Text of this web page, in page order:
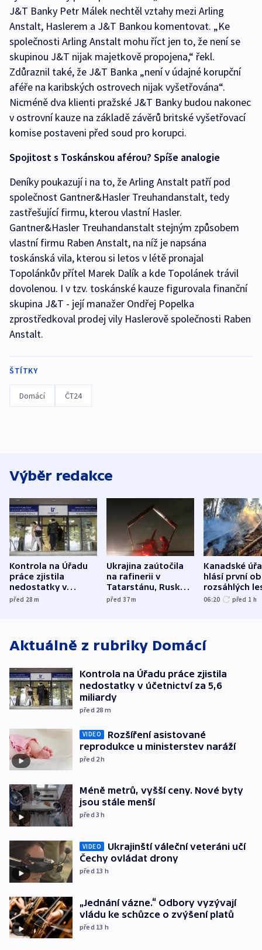
J&T Banky Petr Málek nechtěl vztahy mezi Arling
Anstalt, Haslerem a J&T Bankou komentovat. „Ke
společnosti Arling Anstalt mohu říct jen to, že není se
skupinou J&T nijak majetkově propojena,“ řekl.
Zdůraznil také, že J&T Banka „není v údajné korupční
aféře na karibských ostrovech nijak vyšetřována“.
Nicméně dva klienti pražské J&T Banky budou nakonec
v ostrovní kauze na základě závěrů britské vyšetřovací
komise postaveni před soud pro korupci.
Spojitost s Toskánskou aférou? Spíše analogie
Deníky poukazují i na to, že Arling Anstalt patří pod
společnost Gantner&Hasler Treuhandanstalt, tedy
zastřešující firmu, kterou vlastní Hasler.
Gantner&Hasler Treuhandanstalt stejným způsobem
vlastní firmu Raben Anstalt, na níž je napsána
toskánská vila, kterou si letos v létě pronajal
Topolánkův přítel Marek Dalík a kde Topolánek trávil
dovolenou. I v tzv. toskánské kauze figurovala finanční
skupina J&T - její manažer Ondřej Popelka
zprostředkoval prodej vily Haslerově společnosti Raben
Anstalt.
ŠTÍTKY
Domácí ČT24
Výběr redakce
Kontrola na Úřadu
práce zjistila
nedostatky v
účetnictví za 5,6
před 28m
Ukrajina zaútočila
na rafinerii v
Tatarstánu, Rusko
bombardovalo
před 37m
Kanadské
hlásí první
rozsáhlých
požárů
06:20 před 1 h
Aktuálně z rubriky Domácí
Kontrola na Úřadu práce zjistila
nedostatky v účetnictví za 5,6
miliardy
před 28 m
VIDEO
Rozšíření asistované
reprodukce u ministerstev naráží
před 2h
Méně metrů, vyšší ceny. Nové byty
jsou stále menší
před 3h
VIDEO
Ukrajinští váleční veteráni učí
Čechy ovládat drony
před 13 h
„Jednání vázne.“ Odbory vyzývají
vládu ke schůzce o zvýšení platů
před 13 h